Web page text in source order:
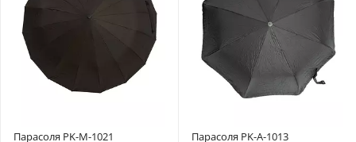
Парасоля PK-M-1021 Парасоля PK-A-1013